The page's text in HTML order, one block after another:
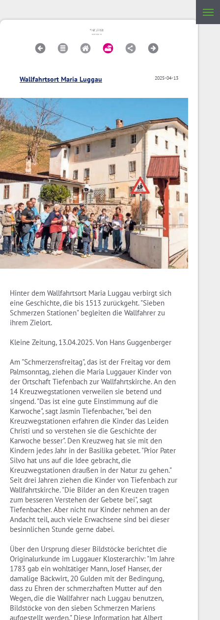
2025-04-13
Wallfahrtsort Maria Luggau
Hinter dem Wallfahrtsort Maria Luggau verbirgt sich
eine Geschichte, die bis 1513 zurückgeht. "Sieben
Schmerzen Stationen" begleiten die Wallfahrer zu
ihrem Zielort.
Kleine Zeitung, 13.04.2025. Von Hans Guggenberger
Am "Schmerzensfreitag", das ist der Freitag vor dem
Palmsonntag, ziehen die Maria Luggauer Kinder von
der Ortschaft Tiefenbach zur Wallfahrtskirche. An den
14 Kreuzwegstationen verweilen sie betend und
singend. "Das ist eine gute Einstimmung auf die
Karwoche", sagt Jasmin Tiefenbacher, "bei den
Kreuzwegstationen erfahren die Kinder das Leiden
Christi und so verstehen sie die Geschichte der
Karwoche besser". Den Kreuzweg hat sie mit den
Kindern jedes Jahr in der Basilika gebetet. "Prior Pater
Silvo hat uns auf die Idee gebracht, die
Kreuzwegstationen draußen in der Natur zu gehen."
Seit drei Jahren ziehen die Kinder von Tiefenbach zur
Wallfahrtskirche. "Die Bilder an den Kreuzen tragen
zum besseren Verstehen der Gebete bei", sagt
Tiefenbacher. Aber nicht nur Kinder nehmen an der
Andacht teil, auch viele Erwachsene sind bei dieser
besinnlichen Stunde gerne dabei.
Über den Ursprung dieser Bildstöcke berichtet die
Originalurkunde im Luggauer Klosterarchiv: "Im Jahre
1783 gab ein wohltätiger Mann, Josef Hanser, der
damalige Bäckwirt, 20 Gulden mit der Bedingung,
dass zu Ehren der schmerzhaften Mutter auf den
Wegen, die die Wallfahrer nach Luggau benutzen,
Bildstöcke von den sieben Schmerzen Mariens
aufgestellt werden." Diese Information hat Albert